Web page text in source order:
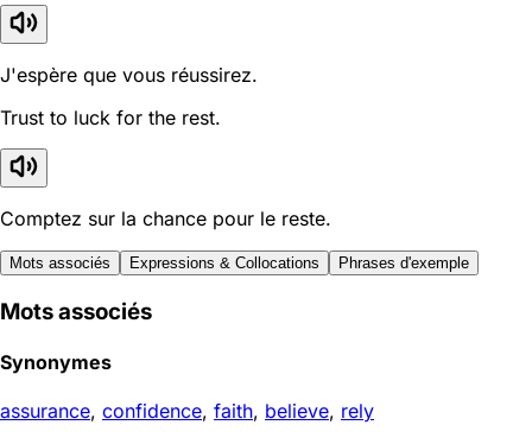
J'espère que vous réussirez.
Trust to luck for the rest.
Comptez sur la chance pour le reste.
Mots associés Expressions & Collocations Phrases d'exemple
Mots associés
Synonymes
assurance, confidence, faith, believe, rely